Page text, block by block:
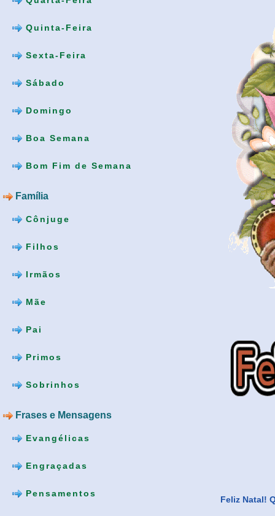
Quinta-Feira
Sexta-Feira
Sábado
Domingo
Boa Semana
Bom Fim de Semana
Família
Cônjuge
Filhos
Irmãos
Mãe
Pai
Primos
Sobrinhos
Frases e Mensagens
Evangélicas
Engraçadas
Pensamentos
Feliz Natal!